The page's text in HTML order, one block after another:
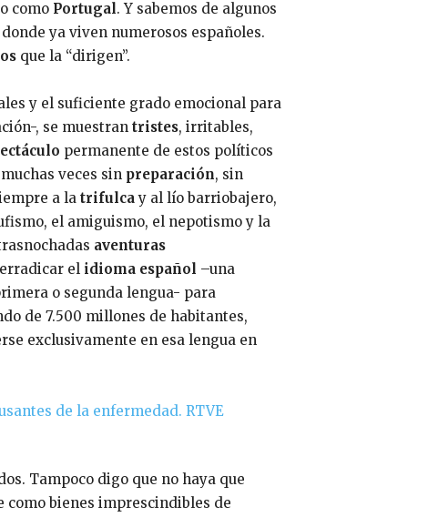
como Portugal. Y sabemos de algunos
ya viven numerosos españoles.
que la “dirigen”.
y el suficiente grado emocional para
, se muestran tristes, irritables,
permanente de estos políticos
veces sin preparación, sin
a la trifulcay al lío barriobajero,
el amiguismo, el nepotismo y la
aventuras
el idioma español –una
o segunda lengua- para
de 7.500 millones de habitantes,
exclusivamente en esa lengua en
Tampoco digo que no haya que
como bienes imprescindibles de